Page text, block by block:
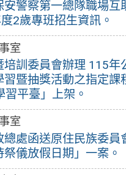
安警察第一總隊職場互
2歲專班招生資訊。
室
培訓委員會辦理 115年
暨抽獎活動之指定課
習平臺」上架。
室
處函送原住民族委員
祭儀放假日期」一案。